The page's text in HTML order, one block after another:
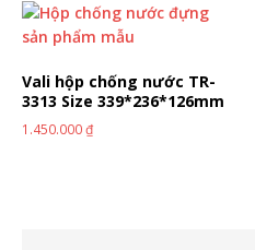
Vali hộp chống nước TR-
3313 Size 339*236*126mm
1.450.000₫